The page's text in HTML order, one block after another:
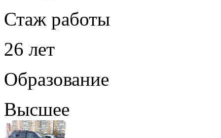
Стаж работы
26 лет
Образование
Высшее